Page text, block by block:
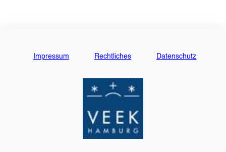
Impressum Rechtliches Datenschutz